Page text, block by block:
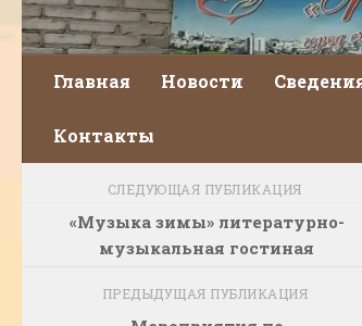
Главная Новости
Контакты
СЛЕДУЮЩАЯ ПУБЛИКАЦИЯ
«Музыка зимы» литературно-
музыкальная гостиная
ПРЕДЫДУЩАЯ ПУБЛИКАЦИЯ